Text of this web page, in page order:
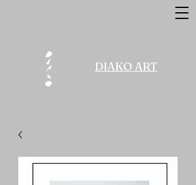
DIAKO ART